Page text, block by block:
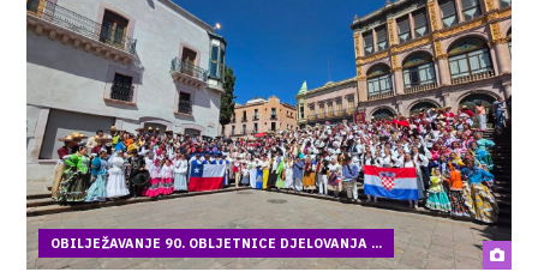
OBILJEŽAVANJE 90. OBLJETNICE DJELOVANJA ...